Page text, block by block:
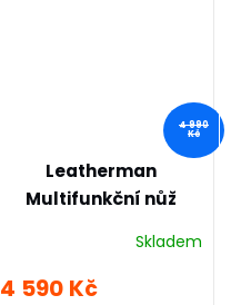
4 990
Kč
Leatherman
Multifunkční nůž
Skladem
4 590 Kč